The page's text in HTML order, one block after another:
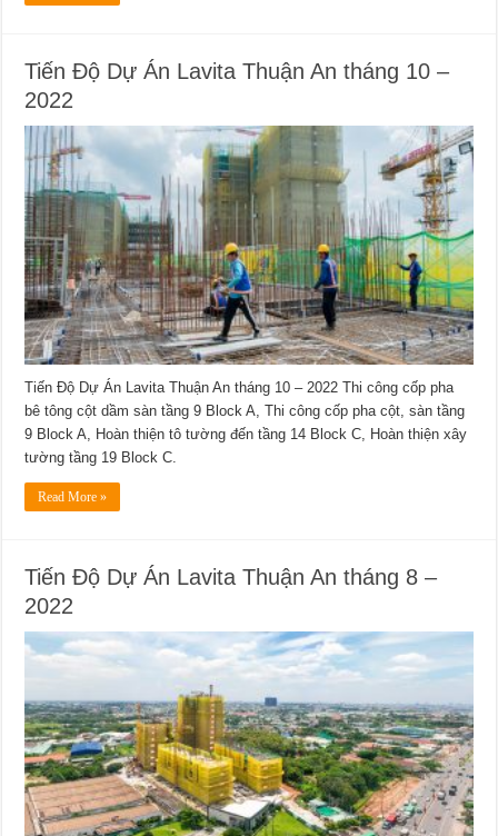
Tiến Độ Dự Án Lavita Thuận An tháng 10 –
2022
Tiến Độ Dự Án Lavita Thuận An tháng 10 – 2022 Thi công cốp pha
bê tông cột dầm sàn tầng 9 Block A, Thi công cốp pha cột, sàn tầng
9 Block A, Hoàn thiện tô tường đến tầng 14 Block C, Hoàn thiện xây
tường tầng 19 Block C.
Read More »
Tiến Độ Dự Án Lavita Thuận An tháng 8 –
2022